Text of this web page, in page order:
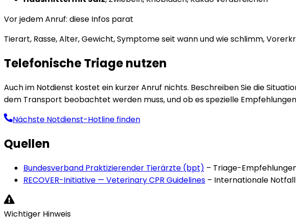
Vor jedem Anruf: diese Infos parat
Tierart, Rasse, Alter, Gewicht, Symptome seit wann und wie schlimm,
Telefonische Triage nutzen
Auch im Notdienst kostet ein kurzer Anruf nichts. Beschreiben Sie die
dem Transport beobachtet werden muss, und ob es spezielle
Nächste Notdienst-Hotline finden
Quellen
Bundesverband Praktizierender Tierärzte (bpt) – Triage-
RECOVER-Initiative — Veterinary CPR Guidelines – Internationale
Wichtiger Hinweis